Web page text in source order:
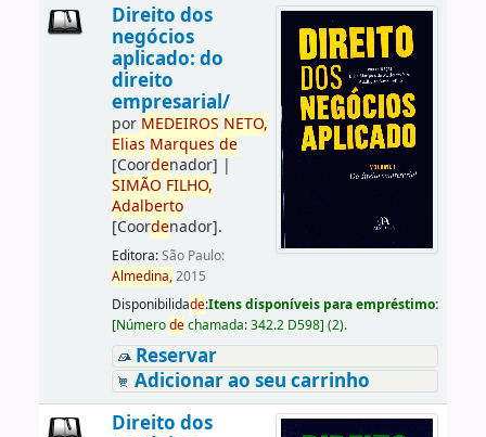
Direito dos
negócios
aplicado: do
direito
empresarial/
por MEDEIROS NETO,
Elias Marques de
[Coordenador] |
SIMÃO FILHO,
Adalberto
[Coordenador].
Editora:São Paulo:
Almedina,2015
Disponibilidade:Itens disponíveis para empréstimo:
[Númerodechamada:342.2 D598] (2).
Reservar
Adicionar ao seu carrinho
Direito dos